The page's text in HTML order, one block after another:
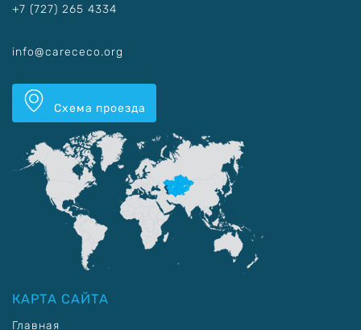
+7 (727) 265 4334
info@carececo.org
Схема проезда
КАРТА САЙТА
Главная